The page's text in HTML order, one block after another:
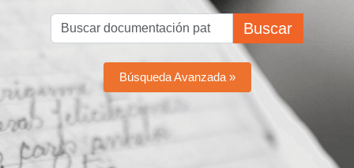
Buscar
Búsqueda Avanzada »